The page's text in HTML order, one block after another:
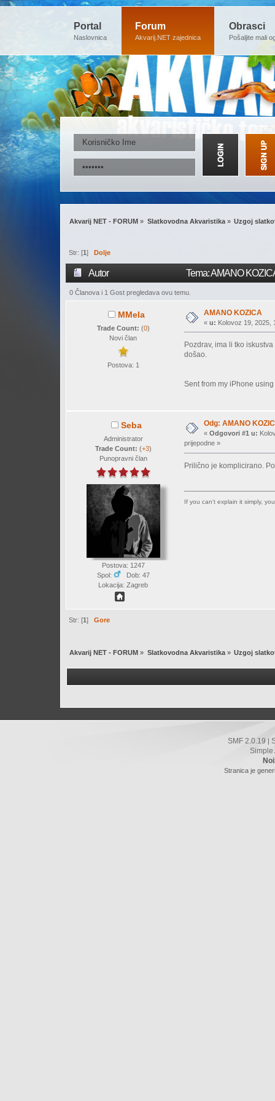
Portal
Naslovnica
Forum
Akvarij.NET zajednica
Obrasci
Pošaljite mali
Akvarij NET - FORUM » Slatkovodna Akvaristika» Uzgoj
Str: [1] Dolje
Autor Tema: AMANO
0 Članova i 1 Gost pregledava ovu temu.
MMela
Trade Count: (0)
Novi član
Postova: 1
AMANO KOZICA
« u: Kolovoz 19, 2025,
Pozdrav, ima li tko
došao.
Sent from my iPhone
Seba
Administrator
Trade Count: (+3)
Punopravni član
Postova: 1247
Spol:
Dob: 47
Lokacija: Zagreb
Odg: AMANO
« Odgovori #1 u:
prijepodne »
Prilično je komplicirano.
If you can't explain it simply,
Str: [1]Gore
Akvarij NET - FORUM » Slatkovodna Akvaristika» Uzgoj
SMF 2.0.19
Simple
Stranica je